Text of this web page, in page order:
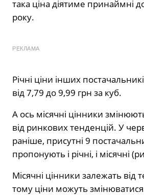
така ціна діятиме принаймні
року.
РЕКЛАМА
Річні ціни інших
від 7,79 до 9,99 грн за куб.
А ось місячні цінники
від ринкових тенденцій. У
раніше, присутні 9
пропонують і річні, і місячні
Місячні цінники залежать від
тому ціни можуть